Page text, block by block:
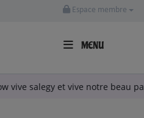
Espace membre
MENU
chow vive salegy et vive notre